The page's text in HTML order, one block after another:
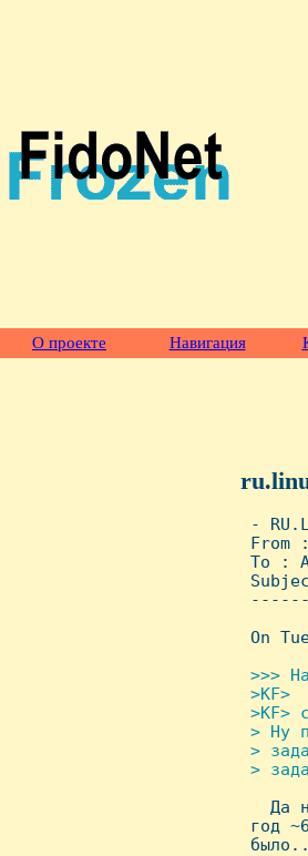
О проекте Навигация
-
To :
On
>>>
>KF>
>KF>
> Hу
>
>
Да
год